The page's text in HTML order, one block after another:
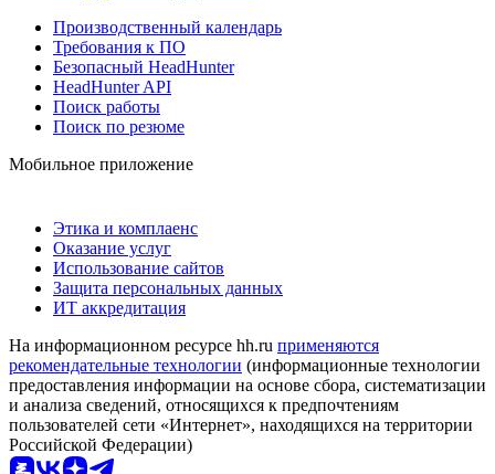
Производственный календарь
Требования к ПО
Безопасный HeadHunter
HeadHunter API
Поиск работы
Поиск по резюме
Мобильное приложение
Этика и комплаенс
Оказание услуг
Использование сайтов
Защита персональных данных
ИТ аккредитация
На информационном ресурсе hh.ru применяются
рекомендательные технологии (информационные технологии
предоставления информации на основе сбора, систематизации
и анализа сведений, относящихся к предпочтениям
пользователей сети «Интернет», находящихся на территории
Российской Федерации)